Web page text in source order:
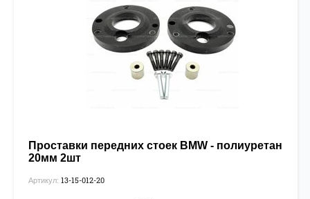
Проставки передних стоек BMW - полиуретан
20мм 2шт
Артикул: 13-15-012-20